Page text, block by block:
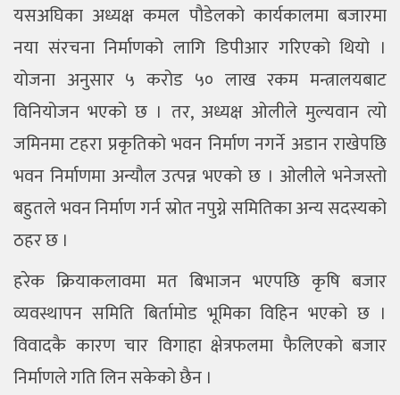
यसअघिका अध्यक्ष कमल पौडेलको कार्यकालमा बजारमा
नया संरचना निर्माणको लागि डिपीआर गरिएको थियो ।
योजना अनुसार ५ करोड ५० लाख रकम मन्त्रालयबाट
विनियोजन भएको छ । तर, अध्यक्ष ओलीले मुल्यवान त्यो
जमिनमा टहरा प्रकृतिको भवन निर्माण नगर्ने अडान राखेपछि
भवन निर्माणमा अन्यौल उत्पन्न भएको छ । ओलीले भनेजस्तो
बहुतले भवन निर्माण गर्न स्रोत नपुग्ने समितिका अन्य सदस्यको
ठहर छ ।
हरेक क्रियाकलावमा मत बिभाजन भएपछि कृषि बजार
व्यवस्थापन समिति बिर्तामोड भूमिका विहिन भएको छ ।
विवादकै कारण चार विगाहा क्षेत्रफलमा फैलिएको बजार
निर्माणले गति लिन सकेको छैन ।